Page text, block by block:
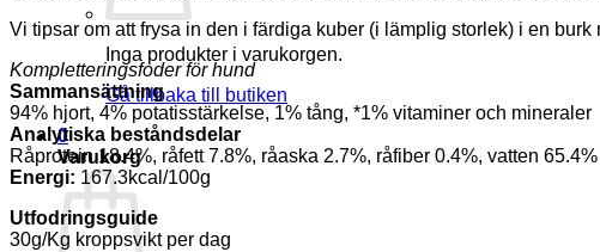
Inga produkter i varukorgen.
Gå tillbaka till butiken
0
Varukorg
Vi tipsar om att frysa in den i färdiga kuber (i lämplig storlek) i en
Kompletteringsfoder för hund
Sammansättning
94% hjort, 4% potatisstärkelse, 1% tång, *1% vitaminer och mineraler
Analytiska beståndsdelar
Råprotein 18.4%, råfett 7.8%, råaska 2.7%, råfiber 0.4%, vatten 65.4%
Energi: 167.3kcal/100g
Utfodringsguide
30g/Kg kroppsvikt per dag